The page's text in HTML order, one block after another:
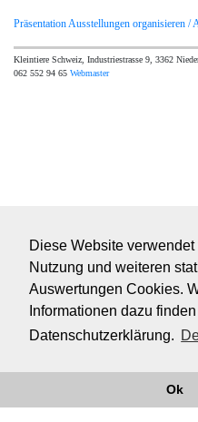
Diese Website
Nutzung und weiteren
Auswertungen Cookies.
Informationen dazu
Datenschutzerklärung.
Ok
Präsentation Ausstellungen organisieren /
Kleintiere Schweiz, Industriestrasse 9, 3362
062 552 94 65 Webmaster